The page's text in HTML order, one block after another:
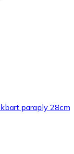
paraply 28cm